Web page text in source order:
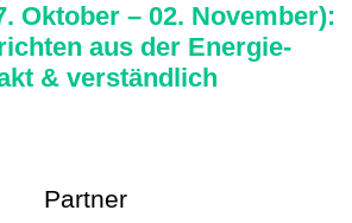
Oktober – 02. November):
aus der Energie­
& verständlich
Partner